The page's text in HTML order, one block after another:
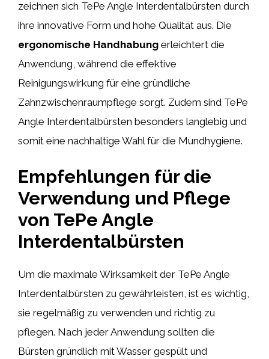
zeichnen sich TePe Angle Interdentalbürsten durch
ihre innovative Form und hohe Qualität aus. Die
ergonomische Handhabung erleichtert die
Anwendung, während die effektive
Reinigungswirkung für eine gründliche
Zahnzwischenraumpflege sorgt. Zudem sind TePe
Angle Interdentalbürsten besonders langlebig und
somit eine nachhaltige Wahl für die Mundhygiene.
Empfehlungen für die
Verwendung und Pflege
von TePe Angle
Interdentalbürsten
Um die maximale Wirksamkeit der TePe Angle
Interdentalbürsten zu gewährleisten, ist es wichtig,
sie regelmäßig zu verwenden und richtig zu
pflegen. Nach jeder Anwendung sollten die
Bürsten gründlich mit Wasser gespült und